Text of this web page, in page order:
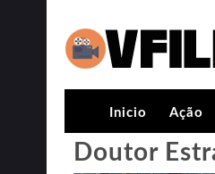
Inicio Ação
Doutor